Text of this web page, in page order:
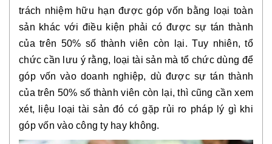
trách nhiệm hữu hạn được góp vốn bằng loại toàn
sản khác với điều kiện phải có được sự tán thành
của trên 50% số thành viên còn lại. Tuy nhiên, tổ
chức cần lưu ý rằng, loại tài sản mà tổ chức dùng để
góp vốn vào doanh nghiệp, dù được sự tán thành
của trên 50% số thành viên còn lại, thì cũng cần xem
xét, liệu loại tài sản đó có gặp rủi ro pháp lý gì khi
góp vốn vào công ty hay không.